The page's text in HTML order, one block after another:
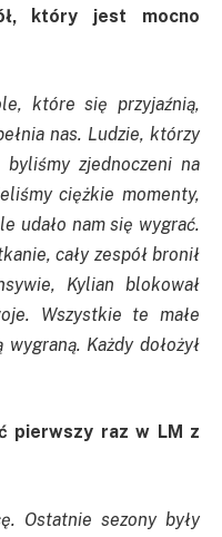
który jest mocno
które się przyjaźnią,
nas. Ludzie, którzy
zjednoczeni na
ciężkie momenty,
udało nam się wygrać.
cały zespół bronił
Kylian blokował
Wszystkie te małe
Każdy dołożył
pierwszy raz w LM z
Ostatnie sezony były